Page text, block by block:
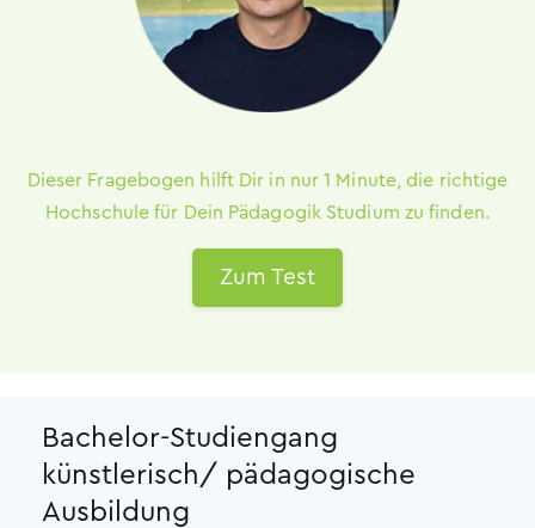
Bachelor-Studiengang
künstlerisch/ pädagogische
Ausbildung
Dieser Fragebogen hilft Dir in nur 1 Minute, die richtige
Hochschule für Dein Pädagogik Studium zu finden.
Zum Test